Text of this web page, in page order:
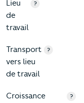
Lieu
de
travail
?
Transport
vers lieu
de travail
?
Croissance
?